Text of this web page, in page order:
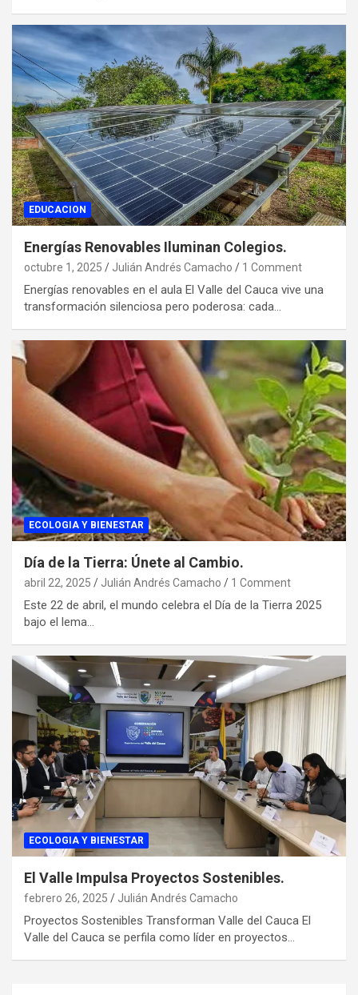
EDUCACION
Energías Renovables Iluminan Colegios.
octubre 1, 2025 Julián Andrés Camacho 1 Comment
Energías renovables en el aula El Valle del Cauca vive una
transformación silenciosa pero poderosa: cada…
ECOLOGIA Y BIENESTAR
Día de la Tierra: Únete al Cambio.
abril 22, 2025 Julián Andrés Camacho 1 Comment
Este 22 de abril, el mundo celebra el Día de la Tierra 2025
bajo el lema…
ECOLOGIA Y BIENESTAR
El Valle Impulsa Proyectos Sostenibles.
febrero 26, 2025 Julián Andrés Camacho
Proyectos Sostenibles Transforman Valle del Cauca El
Valle del Cauca se perfila como líder en proyectos…